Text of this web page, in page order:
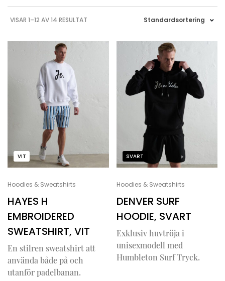
VISAR 1–12 AV 14 RESULTAT Standardsortering
VIT
Hoodies & Sweatshirts
HAYES H
EMBROIDERED
SWEATSHIRT, VIT
En stilren sweatshirt att
använda både på och
utanför padelbanan.
SVART
Hoodies & Sweatshirts
DENVER SURF
HOODIE, SVART
Exklusiv huvtröja i
unisexmodell med
Humbleton Surf Tryck.